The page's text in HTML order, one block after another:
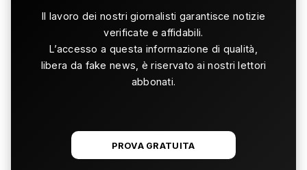
Il lavoro dei nostri giornalisti garantisce notizie
verificate e affidabili.
L’accesso a questa informazione di qualità,
libera da fake news, è riservato ai nostri lettori
abbonati.
PROVA GRATUITA